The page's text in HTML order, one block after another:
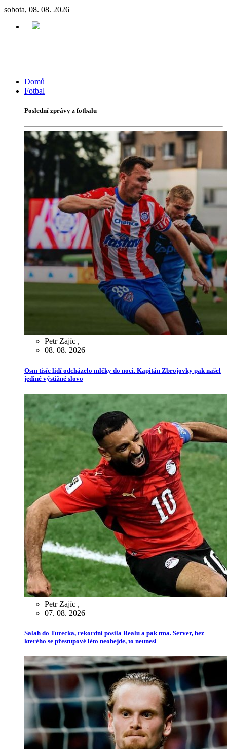
sobota, 08. 08. 2026
Domů
Fotbal
Poslední zprávy z fotbalu
Petr Zajíc ,
08. 08. 2026
Osm tisíc lidí odcházelo mlčky do noci. Kapitán Zbrojovky pak našel
jediné výstižné slovo
Petr Zajíc ,
07. 08. 2026
Salah do Turecka, rekordní posila Realu a pak tma. Server, bez
kterého se přestupové léto neobejde, to neunesl